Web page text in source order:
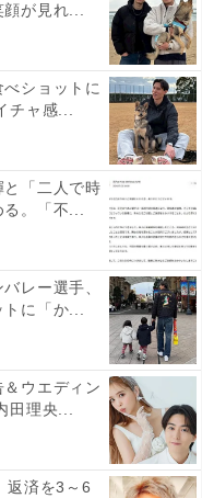
顔が見れ...
ショットに
チャ感...
「二人で時
る。「不...
レー選手、
トに「か...
ウエディン
田理央...
返済を3～6